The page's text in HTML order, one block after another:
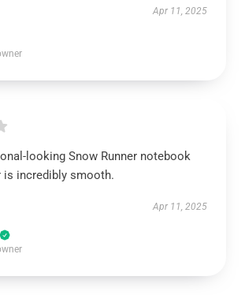
Apr 11, 2025
looking Snow Runner notebook
is incredibly smooth.
Apr 11, 2025